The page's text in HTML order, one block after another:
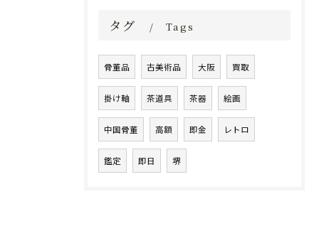
タグ Tags
骨董品 古美術品 大阪 買取
掛け軸 茶道具 茶器 絵画
中国骨董 高額 即金 レトロ
鑑定 即日 堺